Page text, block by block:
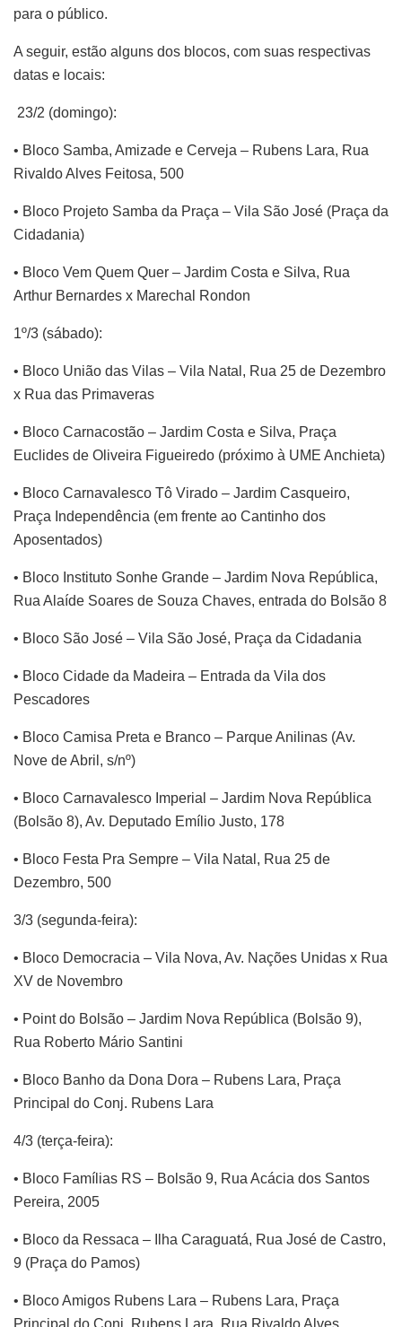
para o público.
A seguir, estão alguns dos blocos, com suas respectivas
datas e locais:
23/2 (domingo):
• Bloco Samba, Amizade e Cerveja – Rubens Lara, Rua
Rivaldo Alves Feitosa, 500
• Bloco Projeto Samba da Praça – Vila São José (Praça da
Cidadania)
• Bloco Vem Quem Quer – Jardim Costa e Silva, Rua
Arthur Bernardes x Marechal Rondon
1º/3 (sábado):
• Bloco União das Vilas – Vila Natal, Rua 25 de Dezembro
x Rua das Primaveras
• Bloco Carnacostão – Jardim Costa e Silva, Praça
Euclides de Oliveira Figueiredo (próximo à UME Anchieta)
• Bloco Carnavalesco Tô Virado – Jardim Casqueiro,
Praça Independência (em frente ao Cantinho dos
Aposentados)
• Bloco Instituto Sonhe Grande – Jardim Nova República,
Rua Alaíde Soares de Souza Chaves, entrada do Bolsão 8
• Bloco São José – Vila São José, Praça da Cidadania
• Bloco Cidade da Madeira – Entrada da Vila dos
Pescadores
• Bloco Camisa Preta e Branco – Parque Anilinas (Av.
Nove de Abril, s/nº)
• Bloco Carnavalesco Imperial – Jardim Nova República
(Bolsão 8), Av. Deputado Emílio Justo, 178
• Bloco Festa Pra Sempre – Vila Natal, Rua 25 de
Dezembro, 500
3/3 (segunda-feira):
• Bloco Democracia – Vila Nova, Av. Nações Unidas x Rua
XV de Novembro
• Point do Bolsão – Jardim Nova República (Bolsão 9),
Rua Roberto Mário Santini
• Bloco Banho da Dona Dora – Rubens Lara, Praça
Principal do Conj. Rubens Lara
4/3 (terça-feira):
• Bloco Famílias RS – Bolsão 9, Rua Acácia dos Santos
Pereira, 2005
• Bloco da Ressaca – Ilha Caraguatá, Rua José de Castro,
9 (Praça do Pamos)
• Bloco Amigos Rubens Lara – Rubens Lara, Praça